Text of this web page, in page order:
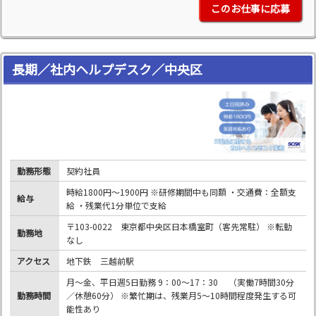
このお仕事に応募
長期／社内ヘルプデスク／中央区
勤務形態 契約社員
給与
時給1800円～1900円 ※研修期間中も同額 ・交通費：全額支
給 ・残業代1分単位で支給
勤務地
〒103-0022 東京都中央区日本橋室町（客先常駐） ※転勤
なし
アクセス
地下鉄 三越前駅
勤務時間
月～金、平日週5日勤務 9：00～17：30 （実働7時間30分
／休憩60分） ※繁忙期は、残業月5～10時間程度発生する可
能性あり